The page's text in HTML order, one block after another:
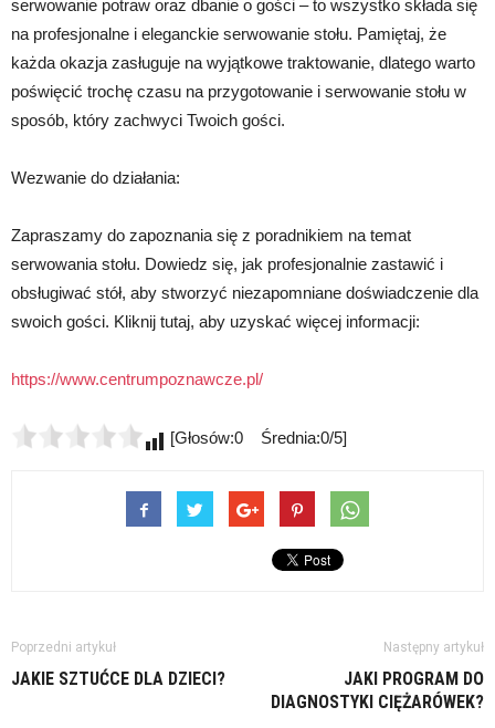
serwowanie potraw oraz dbanie o gości – to wszystko składa się
na profesjonalne i eleganckie serwowanie stołu. Pamiętaj, że
każda okazja zasługuje na wyjątkowe traktowanie, dlatego warto
poświęcić trochę czasu na przygotowanie i serwowanie stołu w
sposób, który zachwyci Twoich gości.
Wezwanie do działania:
Zapraszamy do zapoznania się z poradnikiem na temat
serwowania stołu. Dowiedz się, jak profesjonalnie zastawić i
obsługiwać stół, aby stworzyć niezapomniane doświadczenie dla
swoich gości. Kliknij tutaj, aby uzyskać więcej informacji:
https://www.centrumpoznawcze.pl/
[Głosów:0 Średnia:0/5]
Poprzedni artykuł
JAKIE SZTUĆCE DLA DZIECI?
Następny artykuł
JAKI PROGRAM DO
DIAGNOSTYKI CIĘŻARÓWEK?